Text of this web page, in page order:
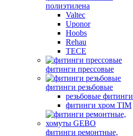
полиэтилена
Valtec
Uponor
Hoobs
Rehau
TECE
фитинги прессовые
фитинги резьбовые
резьбовые фитинги
фитинги хром TIM
фитинги ремонтные,